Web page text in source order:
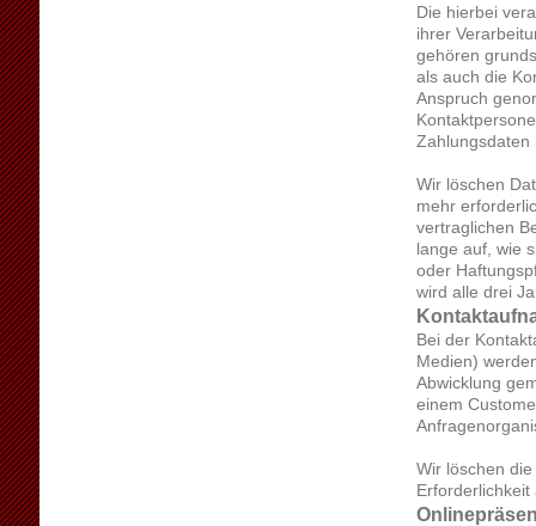
Die hierbei
ihrer
gehören
als auch die
Anspruch
Zahlungsdaten
Wir löschen
mehr
vertraglichen
lange auf, wie
oder
wird alle drei
Bei der
Medien)
Abwicklung
einem
Wir löschen